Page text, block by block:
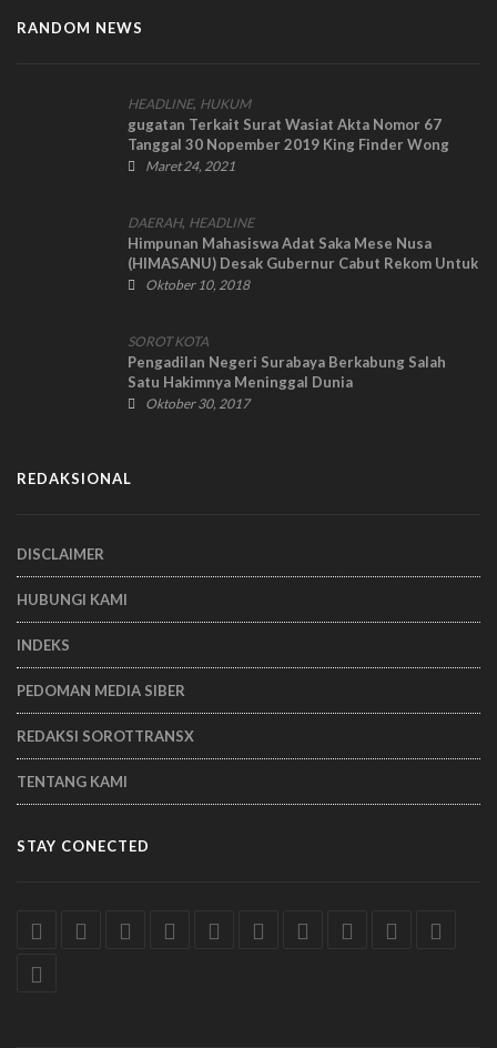
RANDOM NEWS
HEADLINE, HUKUM
gugatan Terkait Surat Wasiat Akta Nomor 67
Tanggal 30 Nopember 2019 King Finder Wong
Dipersoal
Maret 24, 2021
DAERAH, HEADLINE
Himpunan Mahasiswa Adat Saka Mese Nusa
(HIMASANU) Desak Gubernur Cabut Rekom Untuk
PT.TWS
Oktober 10, 2018
SOROT KOTA
Pengadilan Negeri Surabaya Berkabung Salah
Satu Hakimnya Meninggal Dunia
Oktober 30, 2017
REDAKSIONAL
DISCLAIMER
HUBUNGI KAMI
INDEKS
PEDOMAN MEDIA SIBER
REDAKSI SOROTTRANSX
TENTANG KAMI
STAY CONECTED